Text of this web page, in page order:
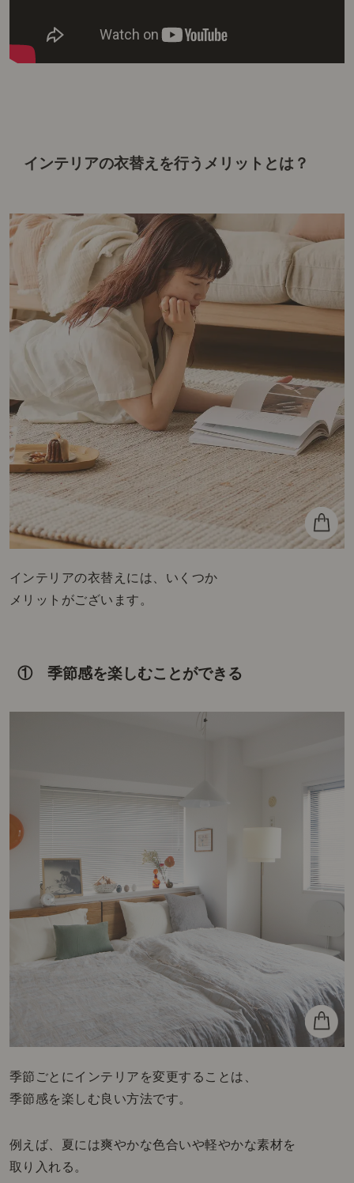
インテリアの衣替えを行うメリットとは？
インテリアの衣替えには、いくつか
メリットがございます。
① 季節感を楽しむことができる
季節ごとにインテリアを変更することは、
季節感を楽しむ良い方法です。
例えば、夏には爽やかな色合いや軽やかな素材を
取り入れる。